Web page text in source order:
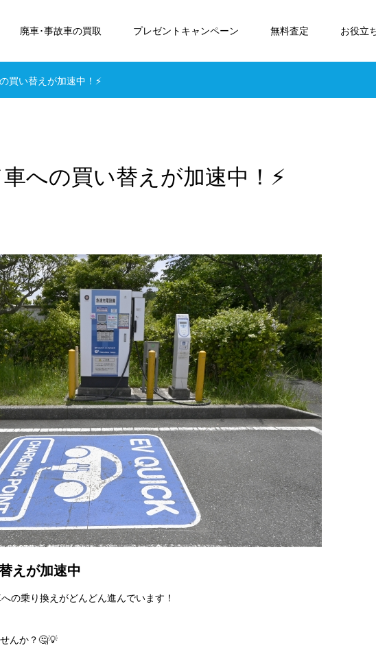
廃車･事故車の買取 プレゼントキャンペーン 無料査定 お役立
買い替えが加速中！⚡
への買い替えが加速中！⚡
えが加速中
の乗り換えがどんどん進んでいます！
んか？🤔💡